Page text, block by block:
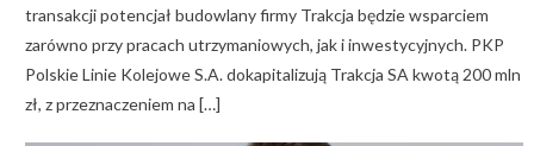
transakcji potencjał budowlany firmy Trakcja będzie wsparciem
zarówno przy pracach utrzymaniowych, jak i inwestycyjnych. PKP
Polskie Linie Kolejowe S.A. dokapitalizują Trakcja SA kwotą 200 mln
zł, z przeznaczeniem na […]